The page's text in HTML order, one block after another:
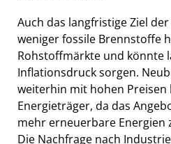
Auch das langfristige Ziel
weniger fossile Brennstoffe
Rohstoffmärkte und könnte
Inflationsdruck sorgen.
weiterhin mit hohen Preisen
Energieträger, da das
mehr erneuerbare Energien
Die Nachfrage nach